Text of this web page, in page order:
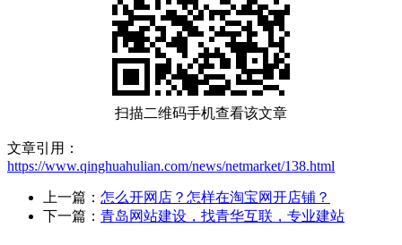
扫描二维码手机查看该文章
文章引用：
https://www.qinghuahulian.com/news/netmarket/138.html
上一篇： 怎么开网店？怎样在淘宝网开店铺？
下一篇： 青岛网站建设，找青华互联，专业建站